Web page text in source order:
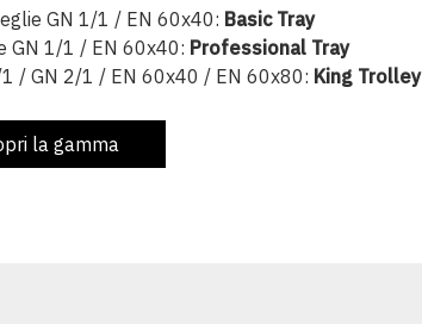
GN 1/1 / EN 60x40: Basic Tray
GN 1/1 / EN 60x40: Professional Tray
/ GN 2/1 / EN 60x40 / EN 60x80: King Trolley
la gamma